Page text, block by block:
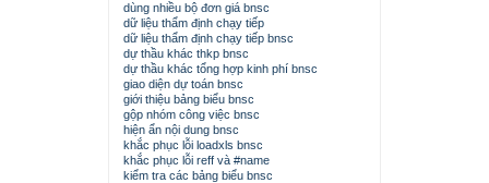
dùng nhiều bộ đơn giá bnsc
dữ liệu thẩm định chạy tiếp
dữ liệu thẩm định chạy tiếp bnsc
dự thầu khác thkp bnsc
dự thầu khác tổng hợp kinh phí bnsc
giao diện dự toán bnsc
giới thiệu bảng biểu bnsc
gộp nhóm công việc bnsc
hiện ẩn nội dung bnsc
khắc phục lỗi loadxls bnsc
khắc phục lỗi reff và #name
kiểm tra các bảng biểu bnsc